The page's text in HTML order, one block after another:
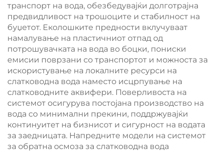
транспорт на вода, обезбедувајќи долготрајна
предвидливост на трошоците и стабилност на
буџетот. Еколошките предности вклучуваат
намалување на пластичниот отпад од
потрошувачката на вода во боцки, пониски
емисии поврзани со транспортот и можноста за
искористување на локалните ресурси на
слатководна вода наместо исцрпување на
слатководните аквифери. Поверливоста на
системот осигурува постојана производство на
вода со минимални прекини, поддржувајќи
континуитет на бизнисот и сигурност на водата
за заедницата. Напредните модели на системот
за обратна осмоза за слатководна вода